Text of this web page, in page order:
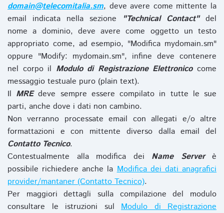
domain@telecomitalia.sm, deve avere come mittente la
email indicata nella sezione
"Technical Contact"del
nome a dominio, deve avere come oggetto un testo
appropriato come, ad esempio, "Modifica mydomain.sm"
oppure "Modify: mydomain.sm", infine deve contenere
nel corpo il Modulo di Registrazione Elettronicocome
messaggio testuale puro (plain text).
Il MREdeve sempre essere compilato in tutte le sue
parti, anche dove i dati non cambino.
Non verranno processate email con allegati e/o altre
formattazioni e con mittente diverso dalla email del
Contatto Tecnico.
Contestualmente alla modifica dei Name Serverè
possibile richiedere anche laModifica dei dati anagrafici
provider/mantaner (Contatto Tecnico).
Per maggiori dettagli sulla compilazione del modulo
consultare le istruzioni sul Modulo di Registrazione